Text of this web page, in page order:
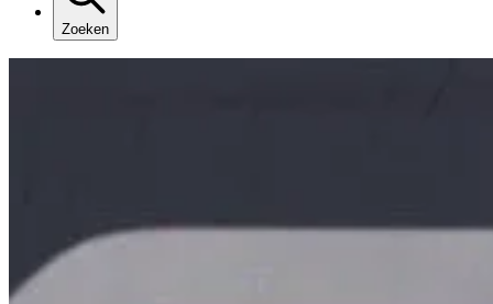
Zoeken